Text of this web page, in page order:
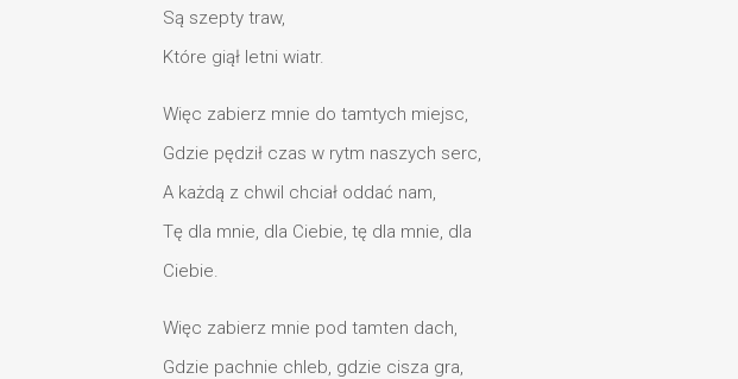
Są szepty traw,
Które giął letni wiatr.
Więc zabierz mnie do tamtych miejsc,
Gdzie pędził czas w rytm naszych serc,
A każdą z chwil chciał oddać nam,
Tę dla mnie, dla Ciebie, tę dla mnie, dla
Ciebie.
Więc zabierz mnie pod tamten dach,
Gdzie pachnie chleb, gdzie cisza gra,